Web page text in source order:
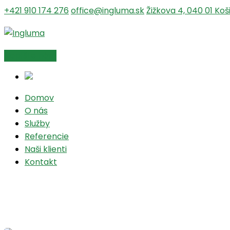
+421 910 174 276 office@ingluma.skŽižkova 4, 040 01
Domov
O nás
Služby
Referencie
Naši klienti
Kontakt